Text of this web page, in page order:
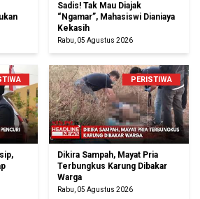
Sadis! Tak Mau Diajak
“Ngamar”, Mahasiswi Dianiaya
Kekasih
Rabu, 05 Agustus 2026
PERISTIWA
Dikira Sampah, Mayat Pria
Terbungkus Karung Dibakar
Warga
Rabu, 05 Agustus 2026